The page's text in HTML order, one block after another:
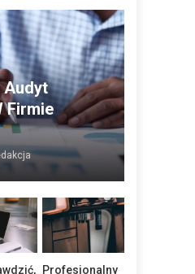
Audyt
Firmie
Profesjonalny